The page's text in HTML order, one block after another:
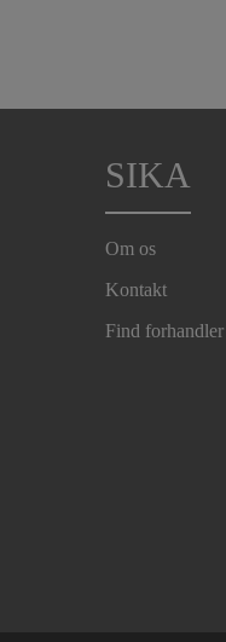
SIKA
Om os
Kontakt
Find forhandler